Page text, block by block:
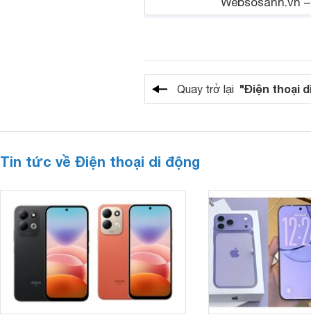
Quay trở lại "Điện thoại
Tin tức về Điện thoại di động